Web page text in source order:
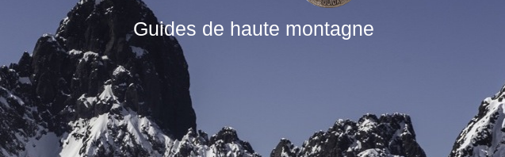
Guides de haute montagne